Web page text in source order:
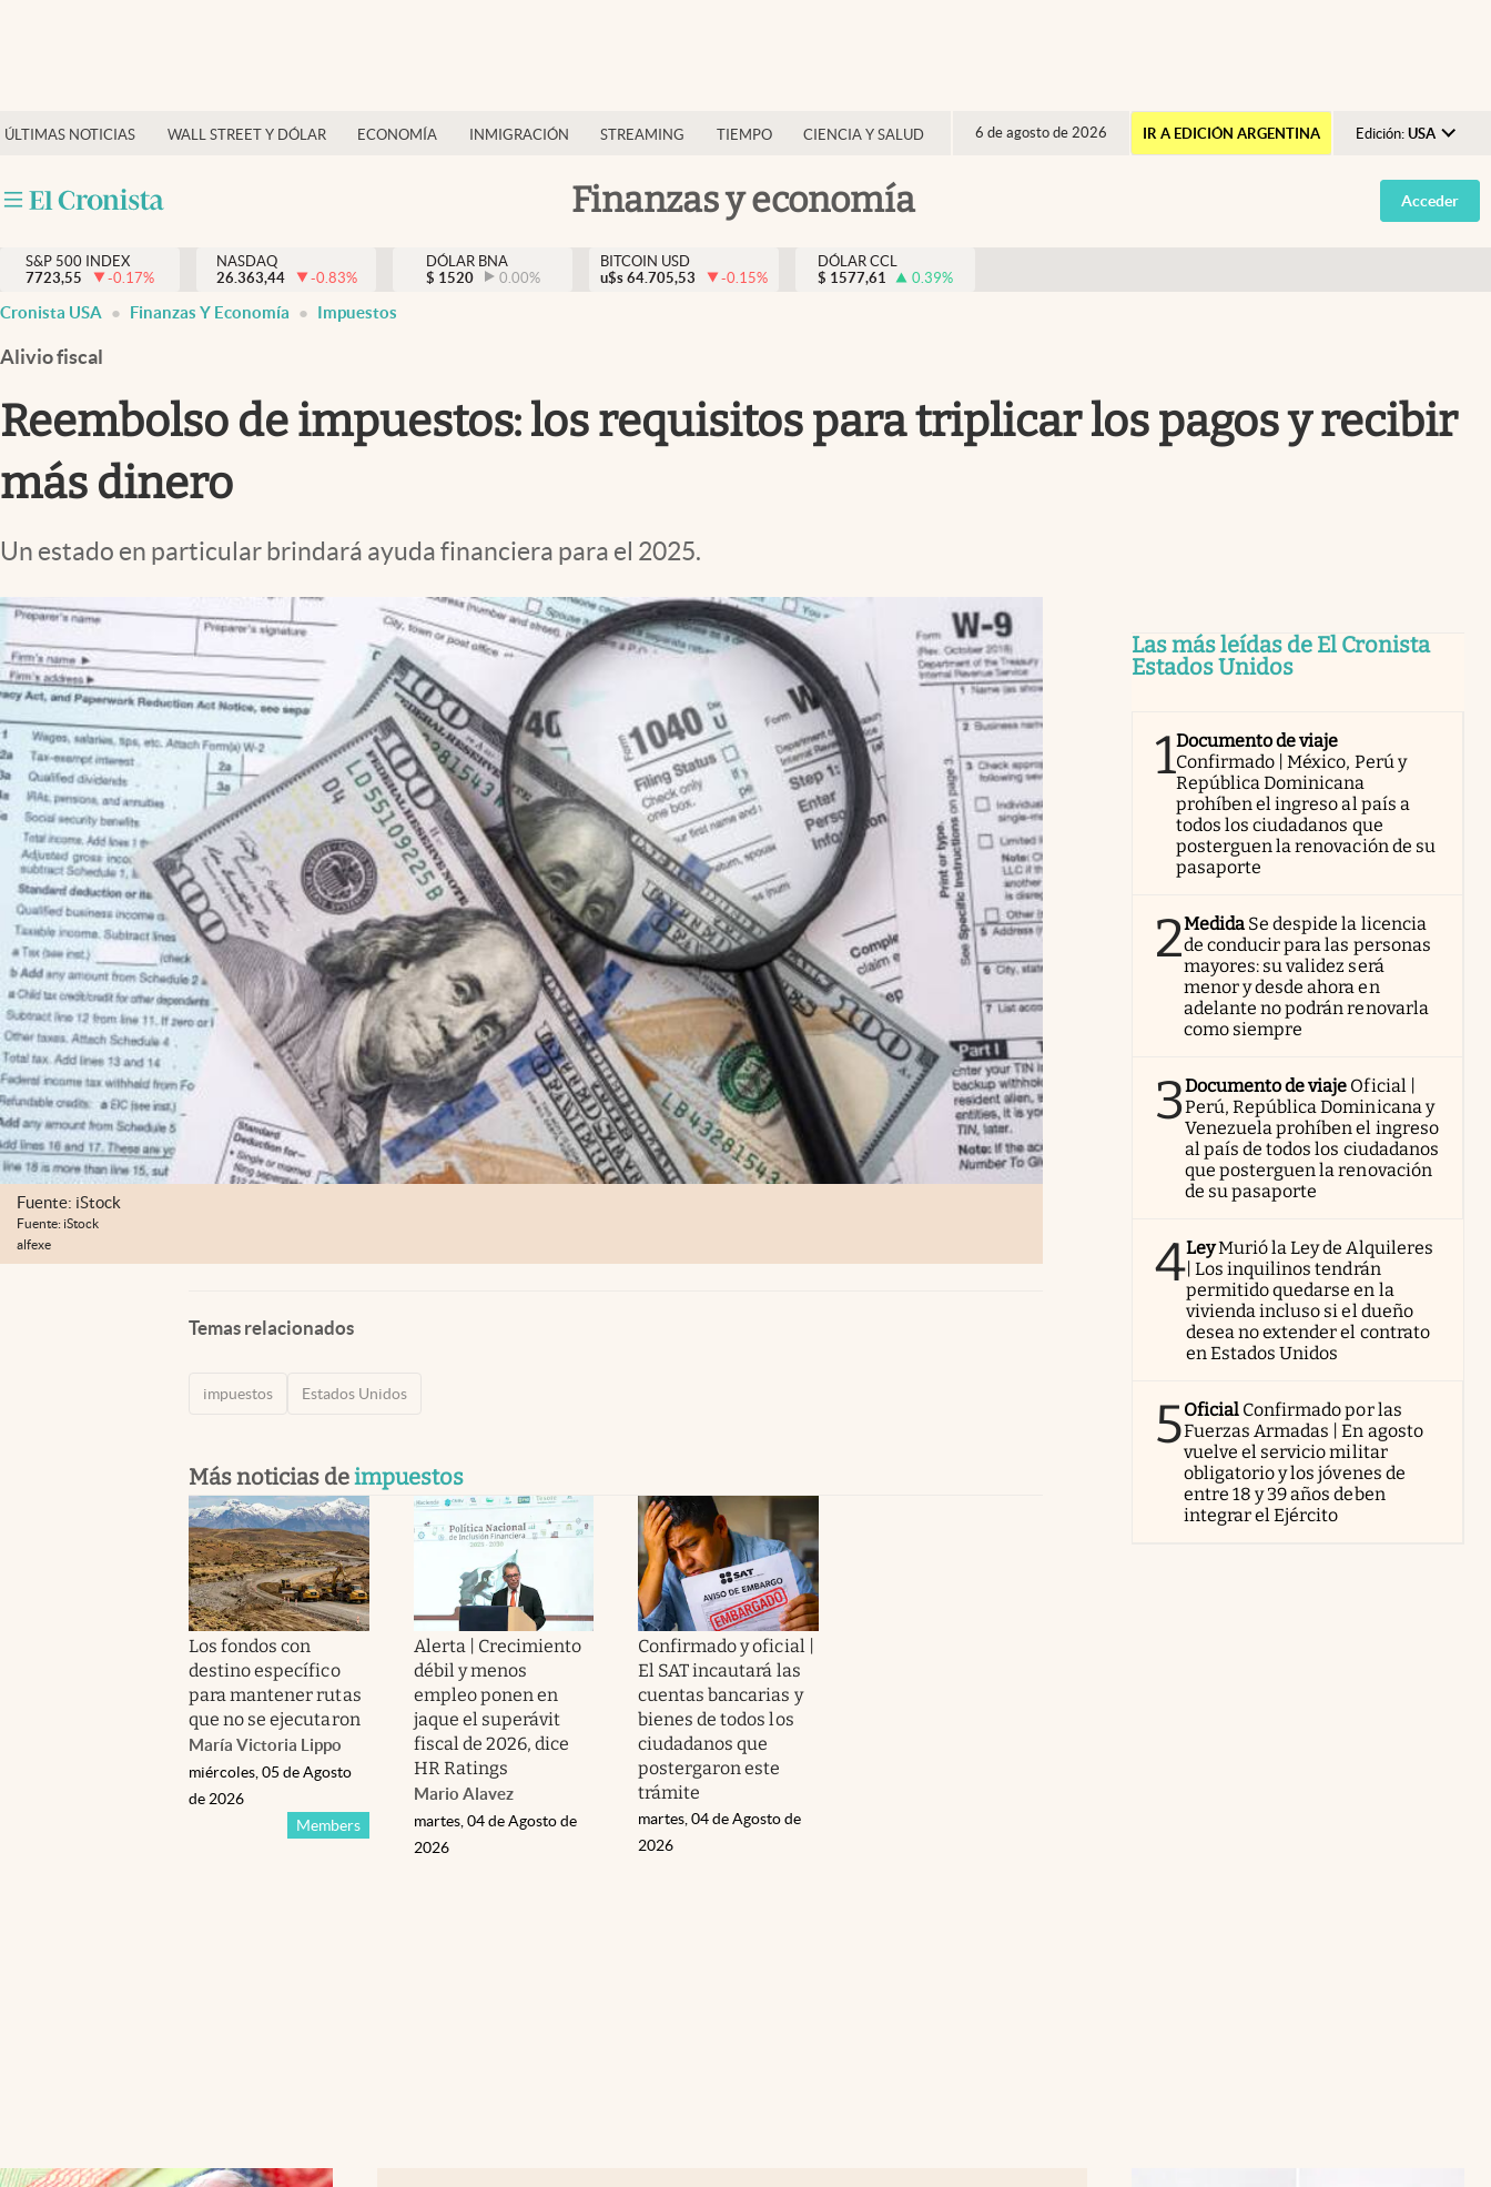
ÚLTIMAS NOTICIAS WALL STREET Y DÓLAR ECONOMÍA INMIGRACIÓN STREAMING TIEMPO CIENCIA Y SALUD 6 de agosto de 2026 IR A EDICIÓN ARGENTINA Edición: USA
Argentina
España
Finanzas y economía
Finanzas y economía
Inmigración
Trending
Streaming
PC y mobile
Acceder
S&P 500 INDEX
7723,55
-0.17%
NASDAQ
26.363,44
-0.83%
DÓLAR BNA
$ 1520 0.00%
BITCOIN USD
u$s 64.705,53 -0.15%
DÓLAR CCL
$ 1577,61 0.39%
Cronista USA Finanzas Y Economía Impuestos
Alivio fiscal
Reembolso de impuestos: los requisitos para triplicar los pagos y recibir
más dinero
Un estado en particular brindará ayuda financiera para el 2025.
Fuente: iStock
Fuente: iStock
alfexe
Temas relacionados
impuestos Estados Unidos
Más noticias deimpuestos
Los fondos con
destino específico
para mantener rutas
que no se ejecutaron
María Victoria Lippo
Members
miércoles, 05 de Agosto
de 2026
Alerta | Crecimiento
débil y menos
empleo ponen en
jaque el superávit
fiscal de 2026, dice
HR Ratings
Mario Alavez
martes, 04 de Agosto de
2026
Confirmado y oficial |
El SAT incautará las
cuentas bancarias y
bienes de todos los
ciudadanos que
postergaron este
trámite
martes, 04 de Agosto de
2026
Las más leídas de El Cronista
Estados Unidos
1Documento de viaje
Confirmado | México, Perú y
República Dominicana
prohíben el ingreso al país a
todos los ciudadanos que
posterguen la renovación de su
pasaporte
2Medida Se despide la licencia
de conducir para las personas
mayores: su validez será
menor y desde ahora en
adelante no podrán renovarla
como siempre
3Documento de viaje Oficial |
Perú, República Dominicana y
Venezuela prohíben el ingreso
al país de todos los ciudadanos
que posterguen la renovación
de su pasaporte
4LeyMurió la Ley de Alquileres
| Los inquilinos tendrán
permitido quedarse en la
vivienda incluso si el dueño
desea no extender el contrato
en Estados Unidos
5Oficial Confirmado por las
Fuerzas Armadas | En agosto
vuelve el servicio militar
obligatorio y los jóvenes de
entre 18 y 39 años deben
integrar el Ejército